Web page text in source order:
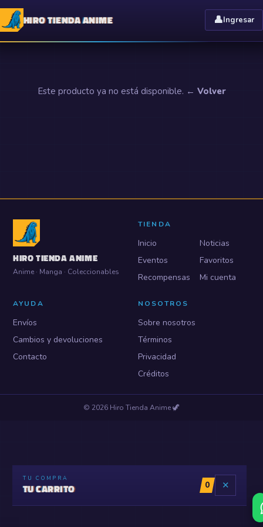
HIRO TIENDA ANIME 👤Ingresar
Este producto ya no está disponible. ← Volver
HIRO TIENDA ANIME
Anime · Manga · Coleccionables
TIENDA
Inicio
Noticias
Eventos
Favoritos
Recompensas
Mi cuenta
AYUDA
Envíos
Cambios y devoluciones
Contacto
NOSOTROS
Sobre nosotros
Términos
Privacidad
Créditos
© 2026 Hiro Tienda Anime🦖
TU COMPRA
TU CARRITO 0 ✕